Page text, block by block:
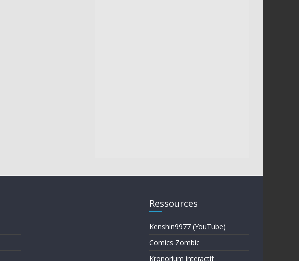
Ressources
Kenshin9977 (YouTube)
Comics Zombie
Kronorium interactif